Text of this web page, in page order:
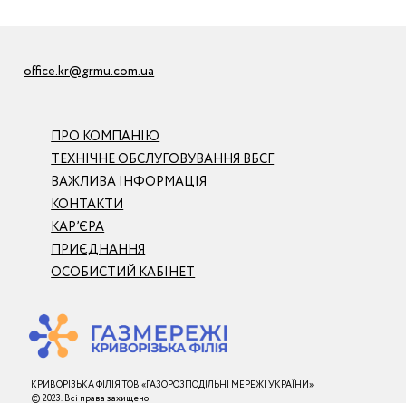
КРИВОРІЗЬКА ФІЛІЯ ТОВ «ГАЗОРОЗПОДІЛЬНІ МЕРЕЖІ УКРАЇНИ»
© 2023. Всі права захищено
ПРО КОМПАНІЮ
ТЕХНІЧНЕ ОБСЛУГОВУВАННЯ ВБСГ
ВАЖЛИВА ІНФОРМАЦІЯ
КОНТАКТИ
КАР’ЄРА
ПРИЄДНАННЯ
ОСОБИСТИЙ КАБІНЕТ
office.kr@grmu.com.ua